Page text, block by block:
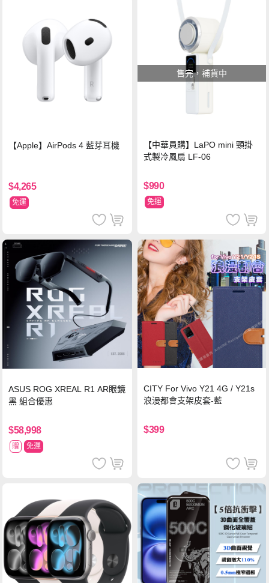
【Apple】AirPods 4 藍芽耳機
$4,265
免運
售完，補貨中
【中華員購】LaPO mini 頸掛
式製冷風扇 LF-06
$990
免運
ASUS ROG XREAL R1 AR眼鏡
黑 組合優惠
$58,998
贈 免運
CITY For Vivo Y21 4G / Y21s
浪漫都會支架皮套-藍
$399